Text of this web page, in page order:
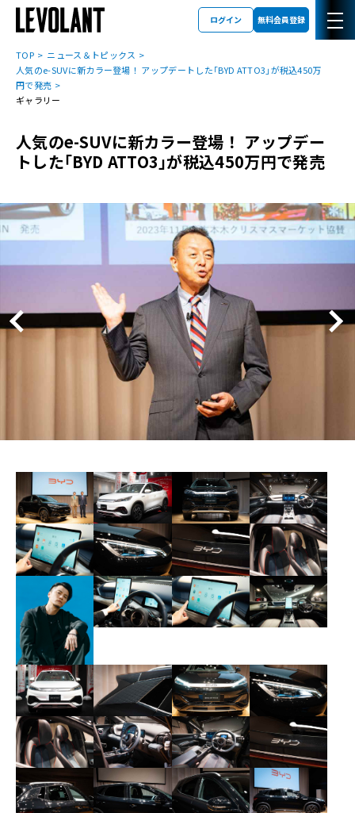
ログイン 無料会員登録
TOP
ニュース＆トピックス
人気のe-SUVに新カラー登場！ アップデートした｢BYD ATTO3｣が税込450万
円で発売
ギャラリー
人気のe-SUVに新カラー登場！ アップデー
トした｢BYD ATTO3｣が税込450万円で発売